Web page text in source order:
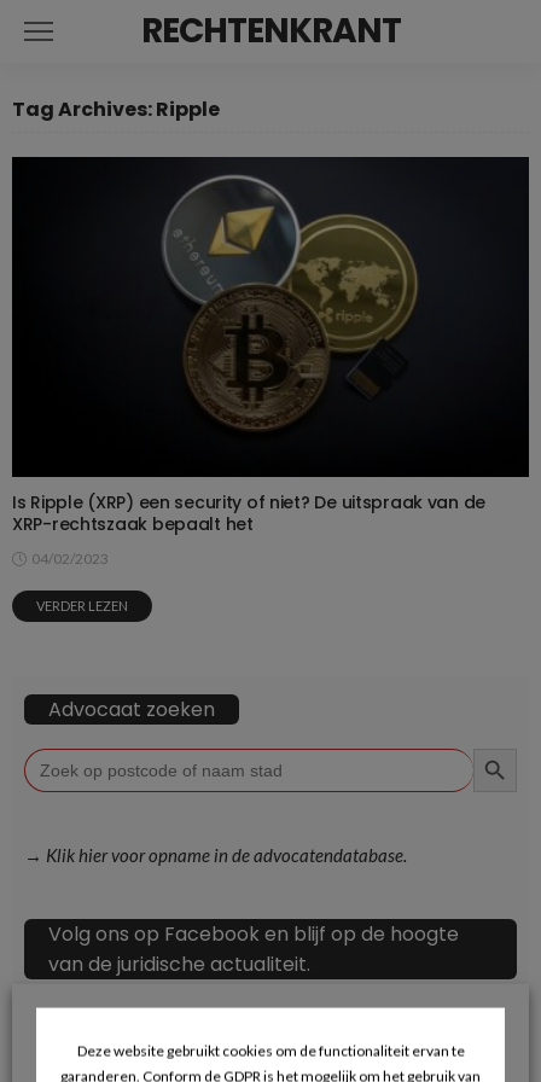
RECHTENKRANT
Tag Archives: Ripple
Is Ripple (XRP) een security of niet? De uitspraak van de
XRP-rechtszaak bepaalt het
04/02/2023
VERDER LEZEN
Advocaat zoeken
Zoek
naar:
→ Klik hier voor opname in de advocatendatabase.
Volg ons op Facebook en blijf op de hoogte
van de juridische actualiteit.
Deze website gebruikt cookies om de functionaliteit ervan te
garanderen. Conform de GDPR is het mogelijk om het gebruik van